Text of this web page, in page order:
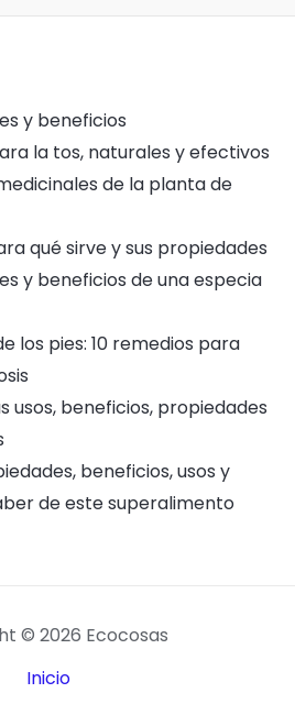
y beneficios
la tos, naturales y efectivos
de la planta de
qué sirve y sus propiedades
y beneficios de una especia
los pies: 10 remedios para
usos, beneficios, propiedades
beneficios, usos y
de este superalimento
© 2026 Ecocosas
Inicio